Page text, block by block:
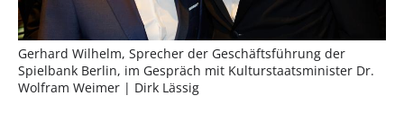
Gerhard Wilhelm, Sprecher der Geschäftsführung der
Spielbank Berlin, im Gespräch mit Kulturstaatsminister Dr.
Wolfram Weimer | Dirk Lässig